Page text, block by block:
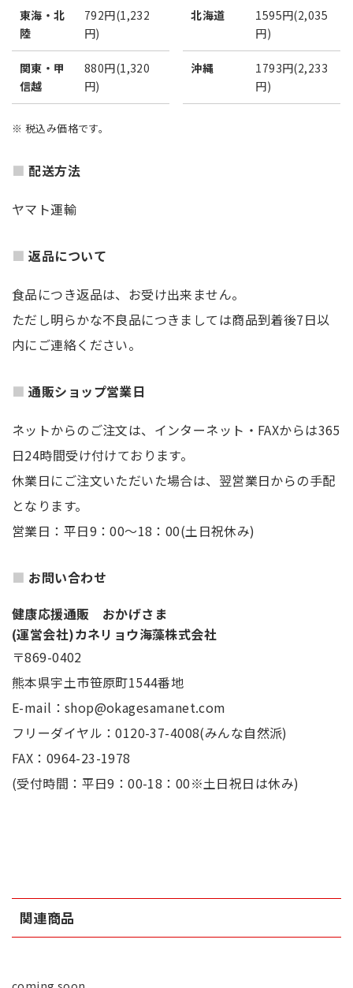
東海・北
陸
792円(1,232
円)
関東・甲
信越
880円(1,320
円)
北海道
1595円(2,035
円)
沖縄
1793円(2,233
円)
※ 税込み価格です。
配送方法
ヤマト運輸
返品について
食品につき返品は、お受け出来ません。
ただし明らかな不良品につきましては商品到着後7日以
内にご連絡ください。
通販ショップ営業日
ネットからのご注文は、インターネット・FAXからは365
日24時間受け付けております。
休業日にご注文いただいた場合は、翌営業日からの手配
となります。
営業日：平日9：00～18：00(土日祝休み)
お問い合わせ
健康応援通販 おかげさま
(運営会社)カネリョウ海藻株式会社
〒869-0402
熊本県宇土市笹原町1544番地
E-mail：shop@okagesamanet.com
フリーダイヤル：0120-37-4008(みんな自然派)
FAX：0964-23-1978
(受付時間：平日9：00-18：00※土日祝日は休み)
関連商品